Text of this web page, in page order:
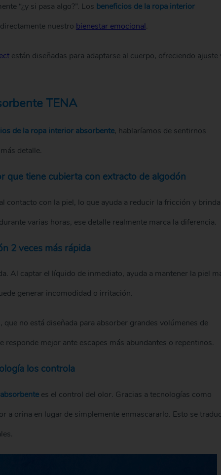
“¿y si pasa algo?”. Los beneficios de la ropa interior
nuestro bienestar emocional.
están diseñadas para adaptarse al cuerpo, ofreciendo ajuste
TENA
de la ropa interior absorbente, hablaríamos de sentirnos
detalle.
que tiene cubierta con extracto de algodón
contacto con la piel, lo que ayuda a reducir la fricción y
varias horas, ese detalle realmente marca la diferencia.
2 veces más rápida
Al captar el líquido de inmediato, ayuda a mantener la piel
generar incomodidad o irritación.
no está diseñada para absorber grandes volúmenes de
mejor ante escapes más abundantes o repentinos.
los controla
es el control del olor. Gracias a tecnologías como
a orina en lugar de simplemente enmascararlo. Esto se